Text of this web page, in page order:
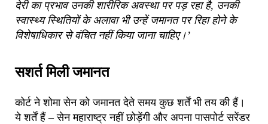
देरी का प्रभाव उनकी शारीरिक अवस्था पर पड़ रहा है, उनकी
स्वास्थ्य स्थितियों के अलावा भी उन्हें जमानत पर रिहा होने के
विशेषाधिकार से वंचित नहीं किया जाना चाहिए।’
सशर्त मिली जमानत
कोर्ट ने शोमा सेन को जमानत देते समय कुछ शर्तें भी तय की हैं।
ये शर्तें हैं – सेन महाराष्ट्र नहीं छोड़ेंगी और अपना पासपोर्ट सरेंडर